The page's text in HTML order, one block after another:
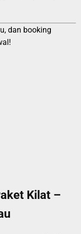
dan booking
Kilat –